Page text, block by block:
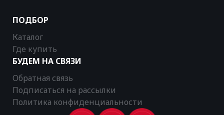
ПОДБОР
Каталог
Где купить
БУДЕМ НА СВЯЗИ
Обратная связь
Подписаться на рассылки
Политика конфиденциальности